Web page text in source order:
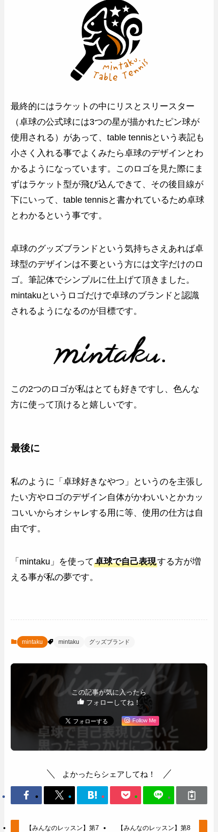
最終的にはラケットの中にリスとスリースター
（卓球の公式球には3つの星が描かれたピン球が
使用される）があって、table tennisという表記も
小さく入れる事でよくみたら卓球のデザインとわ
かるようになっています。このロゴを見た際にま
ずはラケット型が飛び込んできて、その後目線が
下にいって、table tennisと書かれているため卓球
とわかるという事です。
卓球のグッズブランドという気持ちさえあれば卓
球型のデザインは不要という方には文字だけのロ
ゴ。筆記体でシンプルに仕上げて頂きました。
mintakuというロゴだけで卓球のブランドと認識
されるようになるのが目標です。
この2つのロゴが私はとても好きですし、色んな
方に使って頂けると嬉しいです。
最後に
私のように「卓球好きなやつ」というのを主張し
たい方やロゴのデザイン自体がかわいいとかカッ
コいいからオシャレする用に等、使用の仕方は自
由です。
「mintaku」を使って卓球で自己表現する方が増
える事が私の夢です。
mintaku mintaku グッズブランド
この記事が気に入ったら
フォローしてね！
Follow Me
よかったらシェアしてね！
【みんなのレッスン】第7
【みんなのレッスン】第8